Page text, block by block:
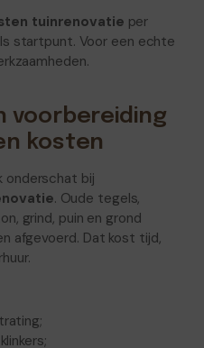
tuinrenovatie per
startpunt. Voor een echte
voorbereiding
kosten
onderschat bij
. Oude tegels,
grind, puin en grond
afgevoerd. Dat kost tijd,